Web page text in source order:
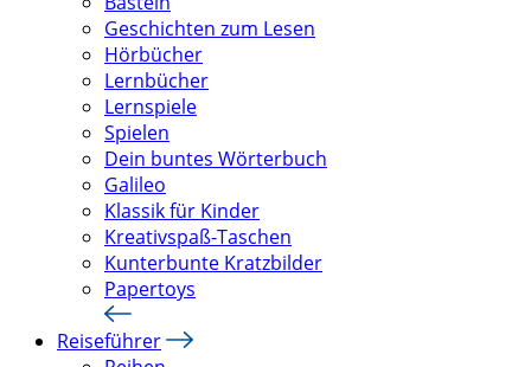
Geschichten zum Lesen
Hörbücher
Lernbücher
Lernspiele
Spielen
Dein buntes Wörterbuch
Galileo
Klassik für Kinder
Kreativspaß-Taschen
Kunterbunte Kratzbilder
Papertoys
Reiseführer